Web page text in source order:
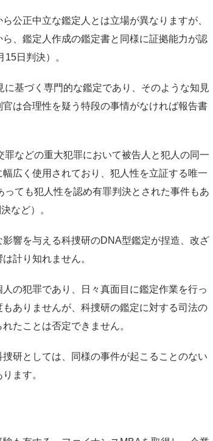
公正中立な鑑定人とは立場が異なりますが、
、鑑定人作成の鑑定書と同様に証拠能力が認
日判決）。
基づく専門的な鑑定であり、そのような知見
は合理性を疑う特段の事情がなければ報告書
などの重大犯罪において被告人と犯人の同一
広く使用されており、犯人性を立証する唯一
ても犯人性を認め有罪判決とされた事件もあ
など）。
響を与える科捜研のDNA型鑑定が捏造、改ざ
計り知れません。
の犯罪であり、日々真面目に鑑定作業を行っ
ありませんが、科捜研の鑑定に対する司法の
たことは否定できません。
研としては、同様の事件が起こることのない
ます。